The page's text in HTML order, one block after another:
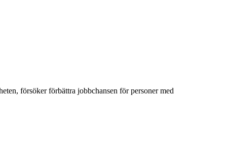
försöker förbättra jobbchansen för personer med